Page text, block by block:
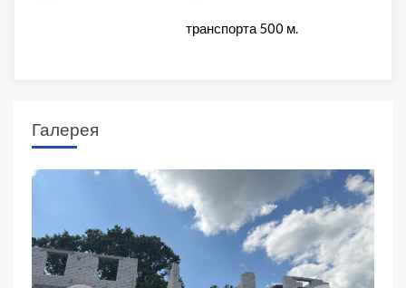
транспорта 500 м.
Галерея